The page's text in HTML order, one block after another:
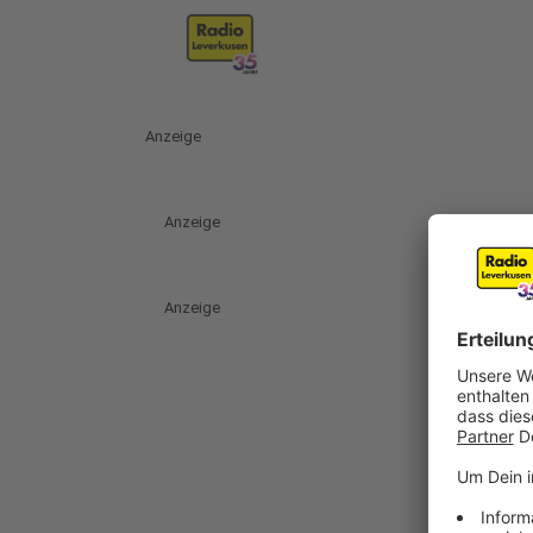
Anzeige
Anzeige
Anzeige